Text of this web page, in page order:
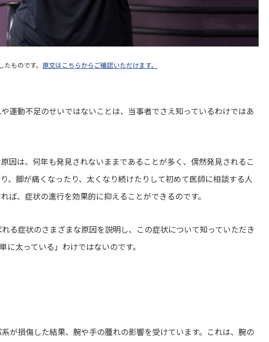
ものです。 原文はこちらからご確認いただけます。
運動不足のせいではないことは、当事者でさえ知っているわけではあ
因は、何年も発見されないままであることが多く、偶然発見されるこ
、脚が痛くなったり、太くなり続けたりして初めて医師に相談する人
、症状の進行を効果的に抑えることができるのです。
る症状のさまざまな原因を説明し、この症状について知っていただき
太っている」わけではないのです。
が損傷した結果、腕や手の腫れの影響を受けています。これは、腕の